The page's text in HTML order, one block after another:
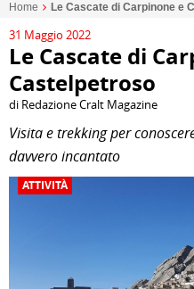
Home Le Cascate di Carpinone e
31 Maggio 2022
Le Cascate di
Castelpetroso
di Redazione Cralt Magazine
Visita e trekking per
davvero incantato
ATTIVITÀ